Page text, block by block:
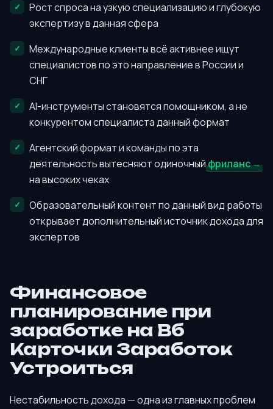
Рост спроса на узкую специализацию и глубокую
экспертизу в данная сфера
Международные клиенты всё активнее ищут
специалистов по это направление в России и
СНГ
AI-инструменты становятся помощником, а не
конкурентом специалиста данный формат
Агентский формат и команды по эта
деятельность вытесняют одиночныйфриланс
на высоких чеках
Образовательный контент по данный вид работы
открывает дополнительный источник дохода для
экспертов
Финансовое
планирование при
заработке на Вб
Карточки Заработок
Устроиться
Нестабильность дохода — одна из главных проблем